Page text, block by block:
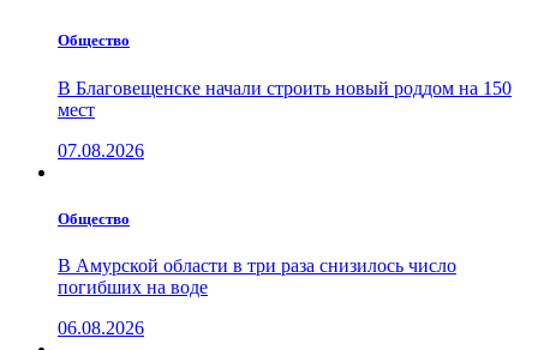
Общество
В Благовещенске начали строить новый роддом на 150
мест
07.08.2026
Общество
В Амурской области в три раза снизилось число
погибших на воде
06.08.2026